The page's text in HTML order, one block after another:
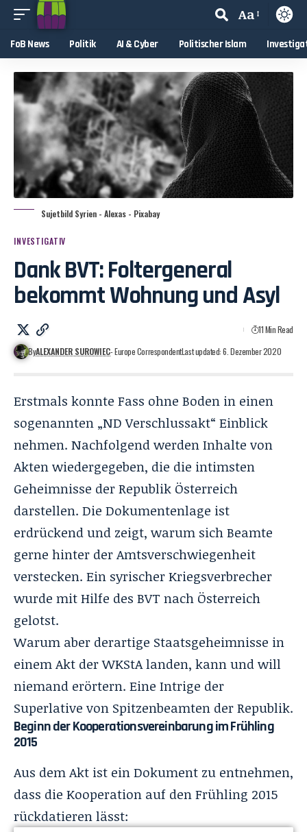
Aa
FoB News Politik AI & Cyber Politischer Islam
Sujetbild Syrien - Alexas - Pixabay
INVESTIGATIV
Dank BVT: Foltergeneral
bekommt Wohnung und Asyl
ByALEXANDER SUROWIEC- Europe CorrespondentLast updated: 6. Dezember 2020
11 Min Read
Erstmals konnte Fass ohne Boden in einen
sogenannten „ND Verschlussakt“ Einblick
nehmen. Nachfolgend werden Inhalte von
Akten wiedergegeben, die die intimsten
Geheimnisse der Republik Österreich
darstellen. Die Dokumentenlage ist
erdrückend und zeigt, warum sich Beamte
gerne hinter der Amtsverschwiegenheit
verstecken. Ein syrischer Kriegsverbrecher
wurde mit Hilfe des BVT nach Österreich
gelotst.
Warum aber derartige Staatsgeheimnisse in
einem Akt der WKStA landen, kann und will
niemand erörtern. Eine Intrige der
Superlative von Spitzenbeamten der Republik.
Beginn der Kooperationsvereinbarung im Frühling
2015
Aus dem Akt ist ein Dokument zu entnehmen,
dass die Kooperation auf den Frühling 2015
rückdatieren lässt: